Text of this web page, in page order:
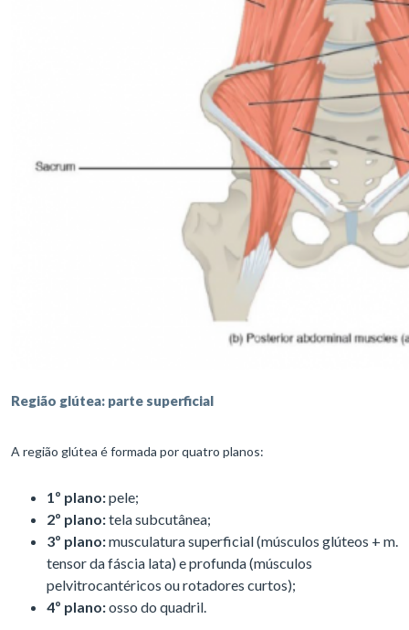
Região glútea: parte superficial
A região glútea é formada por quatro planos:
1º plano:pele;
2º plano:tela subcutânea;
3º plano:musculatura superficial (músculos glúteos + m.
tensor da fáscia lata) e profunda (músculos
pelvitrocantéricos ou rotadores curtos);
4º plano:osso do quadril.